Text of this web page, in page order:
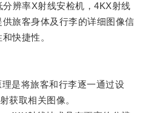
辨率X射线安检机，4KX射线
旅客身体及行李的详细图像信
快捷性。
是将旅客和行李逐一通过设
获取相关图像。